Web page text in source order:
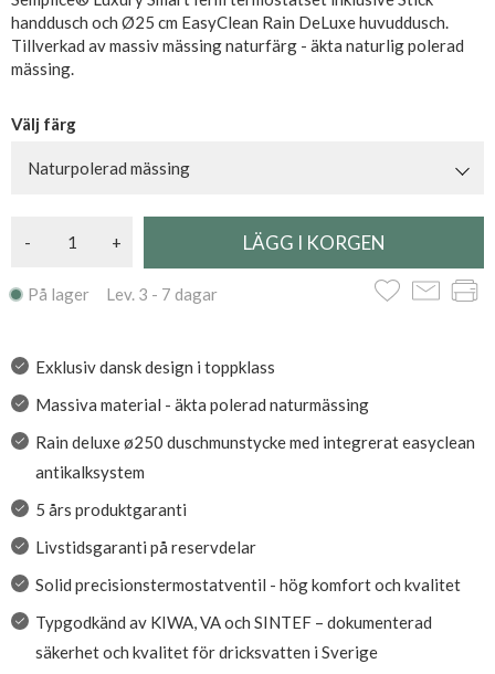
handdusch och Ø25 cm EasyClean Rain DeLuxe huvuddusch.
Tillverkad av massiv mässing naturfärg - äkta naturlig polerad
mässing.
Välj färg
Naturpolerad mässing
- +
På lager Lev. 3 - 7 dagar
Exklusiv dansk design i toppklass
Massiva material - äkta polerad naturmässing
Rain deluxe ø250 duschmunstycke med integrerat easyclean
antikalksystem
5 års produktgaranti
Livstidsgaranti på reservdelar
Solid precisionstermostatventil - hög komfort och kvalitet
Typgodkänd av KIWA, VA och SINTEF – dokumenterad
säkerhet och kvalitet för dricksvatten i Sverige